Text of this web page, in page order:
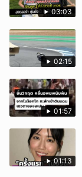
03:03
02:15
01:57
01:13